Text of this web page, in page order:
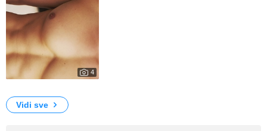
4
Vidi sve